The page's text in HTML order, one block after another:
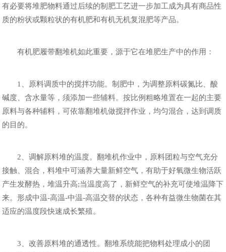
有必要将堆肥物料通过后续的制肥工艺进一步加工成为具有商品性
质的粉状或颗粒状的有机肥和有机无机复混肥等产品。
有机肥履带翻堆机如此重要，源于它在堆肥生产中的作用：
1、原料调质中的搅拌功能。制肥中，为调整原料碳氮比、酸
碱度、含水量等，须添加一些辅料。按比例粗略堆置在一起的主要
原料与各种辅料，可依靠翻堆机做搅拌作业，均匀混合，达到调质
的目的。
2、调解原料堆的温度。翻堆机作业中，原料团粒与空气充分
接触、混合，料堆中可涵养大量新鲜空气，有助于好氧微生物活跃
产生发酵热，堆温升高;当温度高了，新鲜空气的补充可使堆温降下
来。形成中温-高温-中温-高温交替的状态，各种有益微生物菌在其
适应的温度段快速成长繁殖。
3、改善原料堆的通透性。翻堆系统能把物料处理成小的团